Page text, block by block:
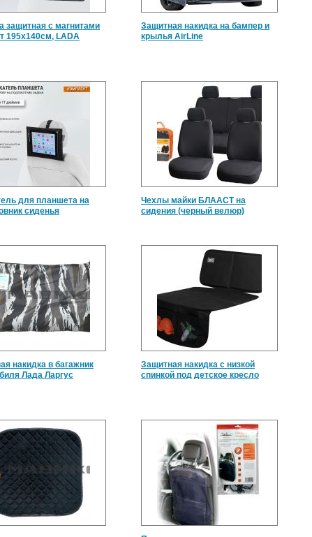
защитная с магнитами
195х140см, LADA
Защитная накидка на бампер и
крылья AirLine
для планшета на
сиденья
Чехлы майки БЛААСТ на
сидения (черный велюр)
накидка в багажник
Лада Ларгус
Защитная накидка с низкой
спинкой под детское кресло